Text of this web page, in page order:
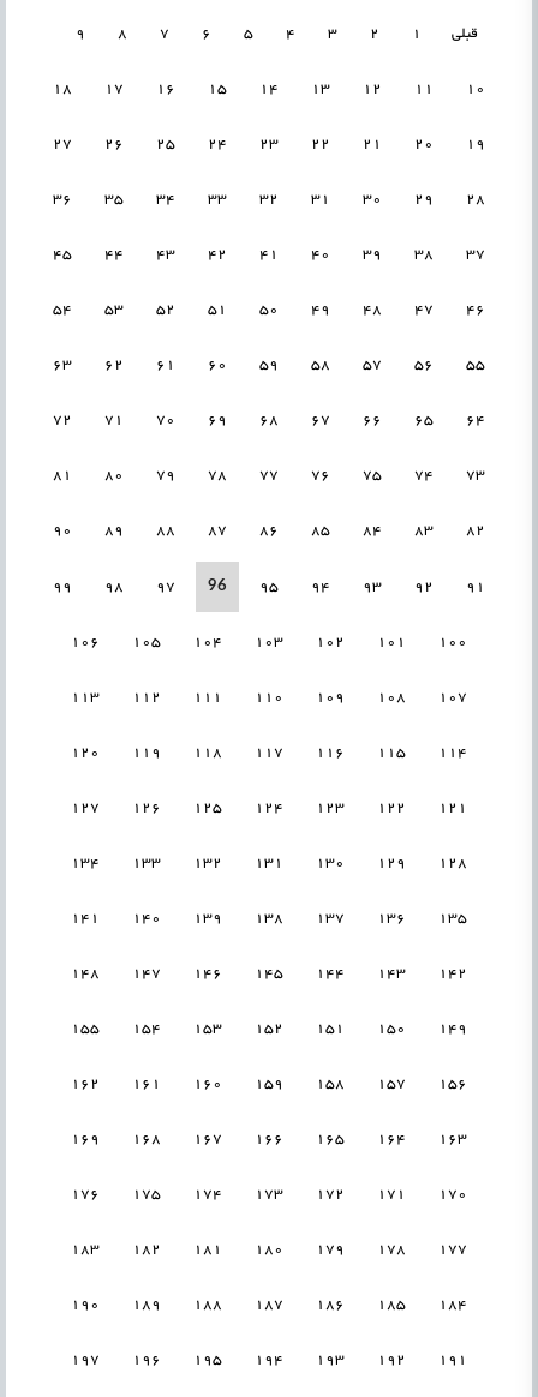
قبلی 1
2
3
4
5
6
7
8
9
10
11
12
13
14
15
16
17
18
19
20
21
22
23
24
25
26
27
28
29
30
31
32
33
34
35
36
37
38
39
40
41
42
43
44
45
46
47
48
49
50
51
52
53
54
55
56
57
58
59
60
61
62
63
64
65
66
67
68
69
70
71
72
73
74
75
76
77
78
79
80
81
82
83
84
85
86
87
88
89
90
91
92
93
94
95
96
97
98
99
100
101
102
103
104
105
106
107
108
109
110
111
112
113
114
115
116
117
118
119
120
121
122
123
124
125
126
127
128
129
130
131
132
133
134
135
136
137
138
139
140
141
142
143
144
145
146
147
148
149
150
151
152
153
154
155
156
157
158
159
160
161
162
163
164
165
166
167
168
169
170
171
172
173
174
175
176
177
178
179
180
181
182
183
184
185
186
187
188
189
190
191
192
193
194
195
196
197